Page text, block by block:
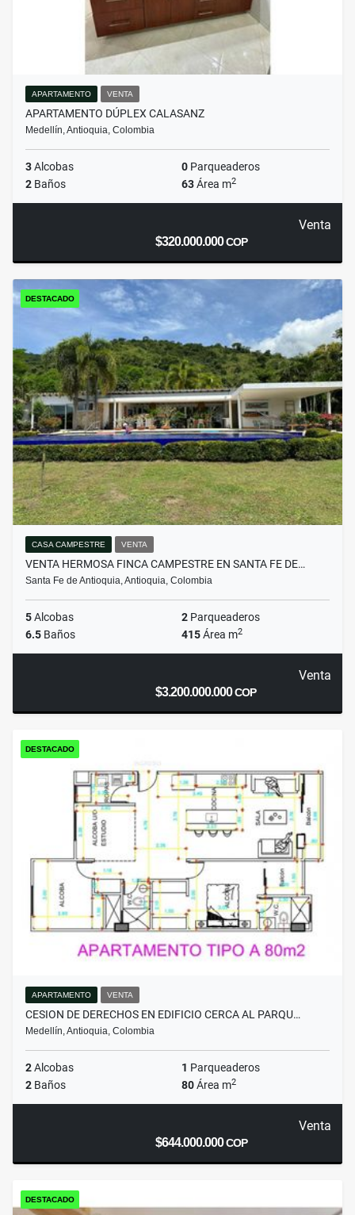
APARTAMENTO VENTA
APARTAMENTO DÚPLEX CALASANZ
Medellín, Antioquia, Colombia
3Alcobas 0 Parqueaderos
2 Baños 63Área m2
Venta
$320.000.000COP
DESTACADO
CASA CAMPESTRE VENTA
VENTA HERMOSA FINCA CAMPESTRE EN SANTA FE DE…
Santa Fe de Antioquia, Antioquia, Colombia
5Alcobas 2 Parqueaderos
6.5 Baños 415Área m2
Venta
$3.200.000.000COP
DESTACADO
APARTAMENTO VENTA
CESION DE DERECHOS EN EDIFICIO CERCA AL PARQU…
Medellín, Antioquia, Colombia
2Alcobas 1 Parqueaderos
2 Baños 80Área m2
Venta
$644.000.000COP
DESTACADO